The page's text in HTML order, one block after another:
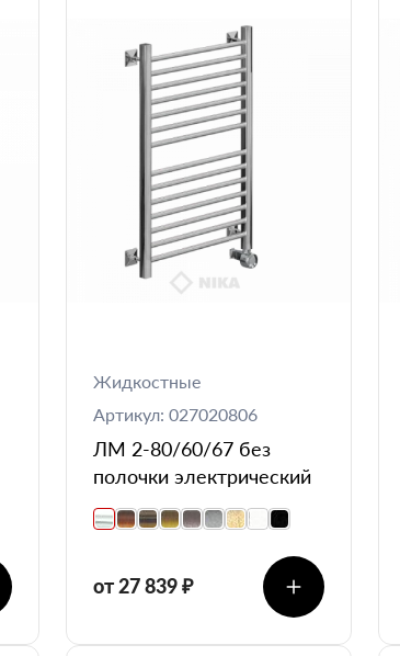
Жидкостные
Артикул: 027020806
ЛМ 2-80/60/67 без
полочки электрический
от 27 839 ₽